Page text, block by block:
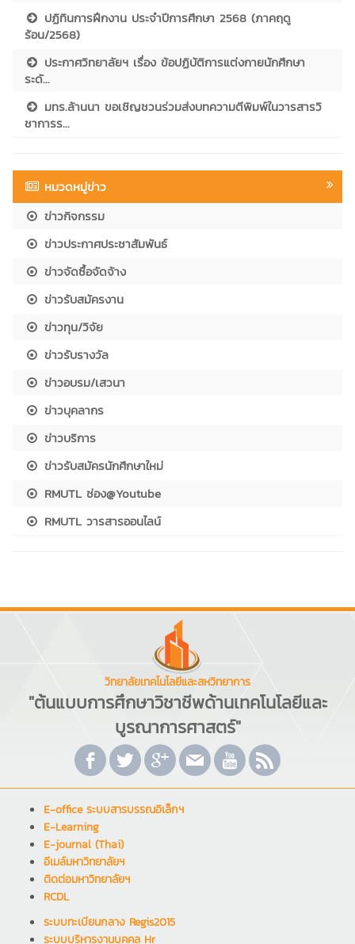
ปฏิทินการฝึกงาน ประจำปีการศึกษา 2568 (ภาคฤดู
ร้อน/2568)
ประกาศวิทยาลัยฯ เรื่อง ข้อปฏิบัติการแต่งกายนักศึกษา
ระดั...
มทร.ล้านนา ขอเชิญชวนร่วมส่งบทความตีพิมพ์ในวารสารวิ
ชาการร...
หมวดหมู่ข่าว
ข่าวกิจกรรม
ข่าวประกาศประชาสัมพันธ์
ข่าวจัดซื้อจัดจ้าง
ข่าวรับสมัครงาน
ข่าวทุน/วิจัย
ข่าวรับรางวัล
ข่าวอบรม/เสวนา
ข่าวบุคลากร
ข่าวบริการ
ข่าวรับสมัครนักศึกษาใหม่
RMUTL ช่อง@Youtube
RMUTL วารสารออนไลน์
วิทยาลัยเทคโนโลยีและสหวิทยาการ
"ต้นแบบการศึกษาวิชาชีพด้านเทคโนโลยีและ
บูรณาการศาสตร์"
E-office ระบบสารบรรณอิเล็กฯ
E-Learning
E-journal (Thai)
อีเมล์มหาวิทยาลัยฯ
ติดต่อมหาวิทยาลัยฯ
RCDL
ระบบทะเบียนกลาง Regis2015
ระบบบริหารงานบุคคล Hr